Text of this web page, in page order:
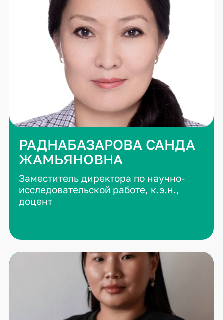
РАДНАБАЗАРОВА САНДА
ЖАМЬЯНОВНА
Заместитель директора по научно-
исследовательской работе, к.э.н.,
доцент